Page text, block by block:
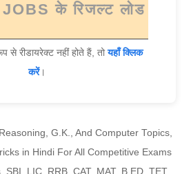
के रिजल्ट लोड
से रीडायरेक्ट नहीं होते हैं, तोयहाँ क्लिक
करें।
G.K., And Computer Topics,
in Hindi For All Competitive Exams
SBI, LIC, RRB, CAT, MAT, B.ED, TET,